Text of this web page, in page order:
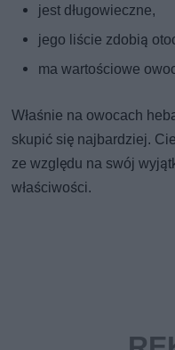
jest długowieczne,
jego liście zdobią
ma wartościowe
Właśnie na owocach
skupić się najbardziej.
ze względu na swój
właściwości.